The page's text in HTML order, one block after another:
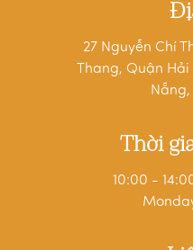
27 Nguyễn Chí
Thang, Quận
Thời
10:00 -